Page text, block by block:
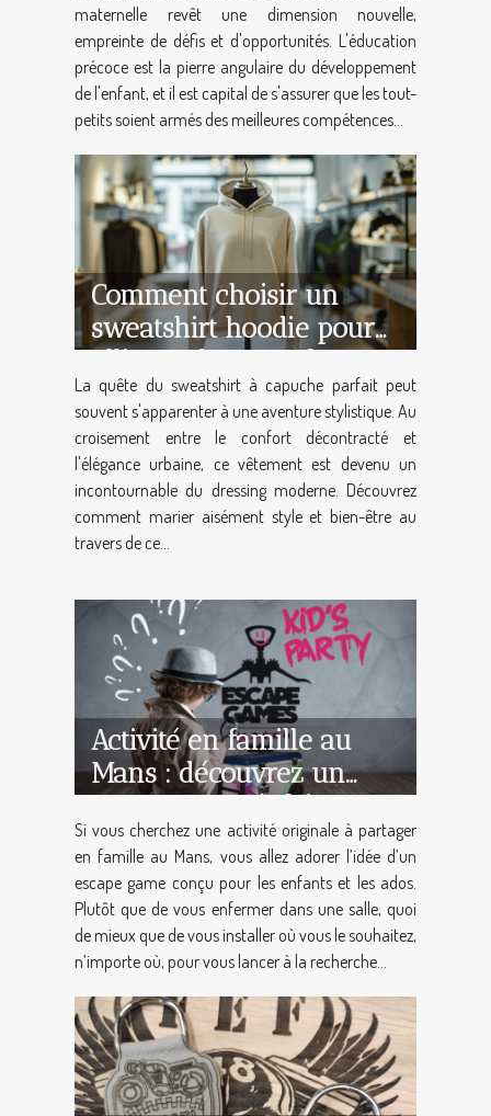
maternelle revêt une dimension nouvelle,
empreinte de défis et d'opportunités. L'éducation
précoce est la pierre angulaire du développement
de l'enfant, et il est capital de s'assurer que les tout-
petits soient armés des meilleures compétences...
Comment choisir un
sweatshirt hoodie pour
allier style et confort
La quête du sweatshirt à capuche parfait peut
souvent s'apparenter à une aventure stylistique. Au
croisement entre le confort décontracté et
l'élégance urbaine, ce vêtement est devenu un
incontournable du dressing moderne. Découvrez
comment marier aisément style et bien-être au
travers de ce...
Activité en famille au
Mans : découvrez un
escape game à faire
n’importe où avec des
enfants et ados à partir
de 7 ans !
Si vous cherchez une activité originale à partager
en famille au Mans, vous allez adorer l’idée d’un
escape game conçu pour les enfants et les ados.
Plutôt que de vous enfermer dans une salle, quoi
de mieux que de vous installer où vous le souhaitez,
n’importe où, pour vous lancer à la recherche...